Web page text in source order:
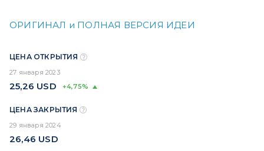
ОРИГИНАЛ и ПОЛНАЯ ВЕРСИЯ ИДЕИ
ЦЕНА ОТКРЫТИЯ
27 января 2023
25,26 USD +4,75%
ЦЕНА ЗАКРЫТИЯ
29 января 2024
26,46 USD